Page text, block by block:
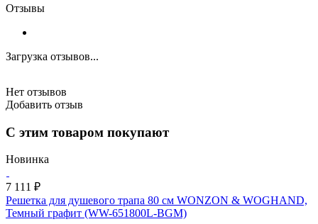
Отзывы
Загрузка отзывов...
Нет отзывов
Добавить отзыв
С этим товаром покупают
Новинка
7 111 ₽
Решетка для душевого трапа 80 см WONZON & WOGHAND,
Темный графит (WW-651800L-BGM)